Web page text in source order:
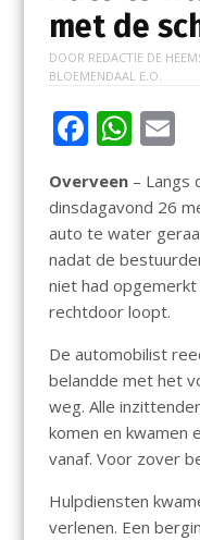
met de
DOOR REDACTIE DE
BLOEMENDAAL E.O.
F
e
b
o
o
k
W
at
s
A
p
p
E
l
Overveen– Langs
dinsdagavond 26
auto te water
nadat de
niet had
rechtdoor loopt.
De automobilist
belandde met het
weg. Alle
komen en kwamen
vanaf. Voor zover
Hulpdiensten
verlenen. Een